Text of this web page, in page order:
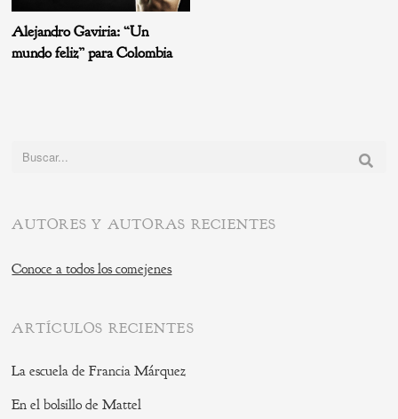
Alejandro Gaviria: “Un
mundo feliz” para Colombia
Buscar:
AUTORES Y AUTORAS RECIENTES
Conoce a todos los comejenes
ARTÍCULOS RECIENTES
La escuela de Francia Márquez
En el bolsillo de Mattel